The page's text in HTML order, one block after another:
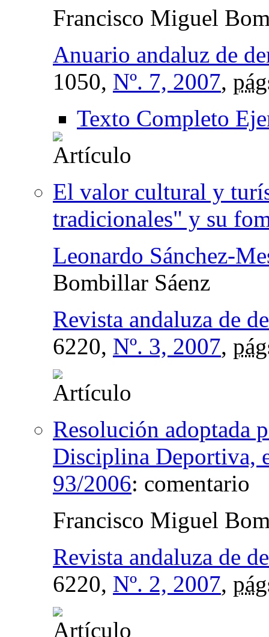
Francisco Miguel
Anuario andaluz de
1050, Nº. 7, 2007,
Texto Completo
El valor cultural y
tradicionales" y su
Leonardo Sánchez-
Bombillar Sáenz
Revista andaluza de
6220, Nº. 3, 2007,
Resolución adoptada
Disciplina Deportiva,
93/2006: comentario
Francisco Miguel
Revista andaluza de
6220, Nº. 2, 2007,